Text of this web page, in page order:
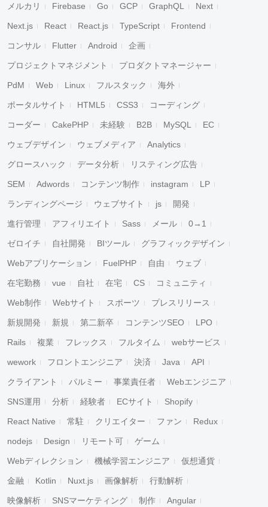
メルカリ Firebase Go GCP GraphQL Next
Next.js React React.js TypeScript Frontend
コンサル Flutter Android 企画
プロジェクトマネジメント プロダクトマネージャー
PdM Web Linux フルスタック 海外
ポータルサイト HTML5 CSS3 コーディング
コーダー CakePHP 未経験 B2B MySQL EC
ウェブデザイン ウェブメディア Analytics
グロースハック データ分析 リスティング広告
SEM Adwords コンテンツ制作 instagram LP
ランディングページ ウェブサイト js 開発
進行管理 アフィリエイト Sass メール 0→1
ゼロイチ 自社開発 BIツール グラフィックデザイン
Webアプリケーション FuelPHP 自由 ウェブ
在宅勤務 vue 自社 在宅 CS コミュニティ
Web制作 Webサイト スポーツ プレスリリース
新規開発 新規 第二新卒 コンテンツSEO LPO
Rails 複業 フレックス フルタイム webサービス
wework フロントエンジニア 決済 Java API
クライアント パルミー 事業責任者 Webエンジニア
SNS運用 分析 経験者 ECサイト Shopify
React Native 常駐 クリエイター ファン Redux
nodejs Design リモート可 ゲーム
Webディレクション 機械学習エンジニア 仮想通貨
金融 Kotlin Nuxt.js 画像解析 行動解析
映像解析 SNSマーケティング 制作 Angular